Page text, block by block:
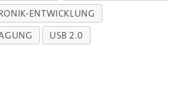
ENTWICKLUNG
USB 2.0